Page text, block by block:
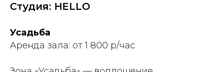
Студия: HELLO
Усадьба
Аренда зала: от 1 800 р/час